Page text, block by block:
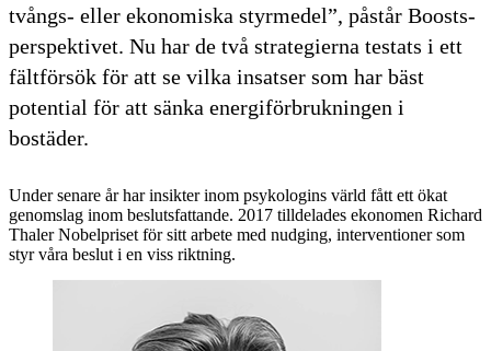
tvångs- eller ekonomiska styrmedel”, påstår Boosts-
perspektivet. Nu har de två strategierna testats i ett
fältförsök för att se vilka insatser som har bäst
potential för att sänka energiförbrukningen i
bostäder.
Under senare år har insikter inom psykologins värld fått ett ökat
genomslag inom beslutsfattande. 2017 tilldelades ekonomen Richard
Thaler Nobelpriset för sitt arbete med nudging, interventioner som
styr våra beslut i en viss riktning.